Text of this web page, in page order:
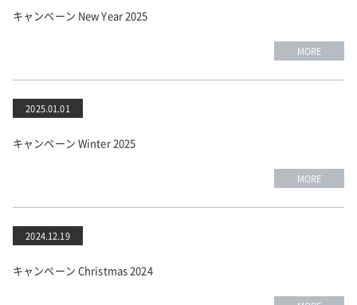
キャンペーン New Year 2025
MORE
2025.01.01
キャンペーン Winter 2025
MORE
2024.12.19
キャンペーン Christmas 2024